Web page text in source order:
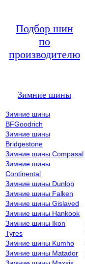
Подбор шин
по
производителю
Зимние шины
Зимние шины
BFGoodrich
Зимние шины
Bridgestone
Зимние шины Compasal
Зимние шины
Continental
Зимние шины Dunlop
Зимние шины Falken
Зимние шины Gislaved
Зимние шины Hankook
Зимние шины Ikon
Tyres
Зимние шины Kumho
Зимние шины Matador